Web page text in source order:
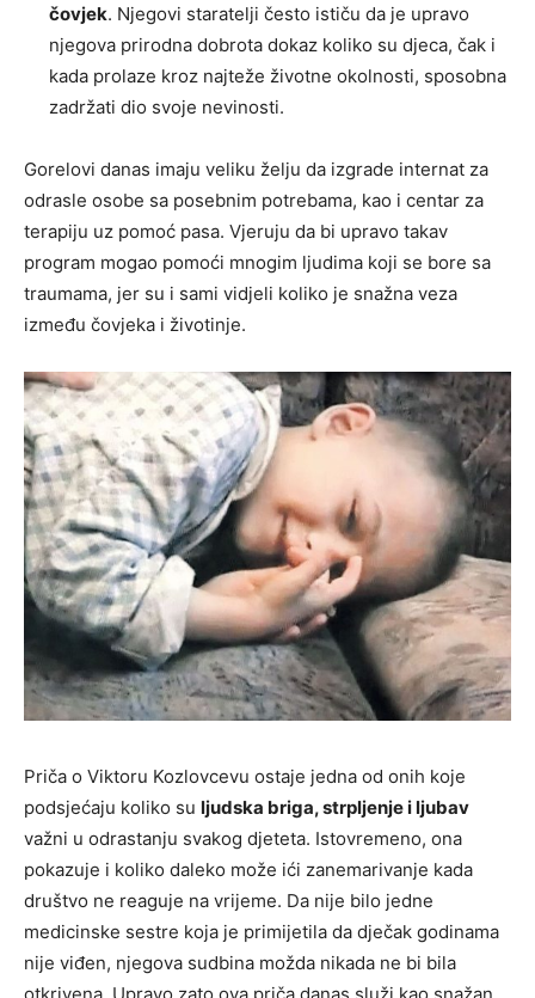
čovjek. Njegovi staratelji često ističu da je upravo
njegova prirodna dobrota dokaz koliko su djeca, čak i
kada prolaze kroz najteže životne okolnosti, sposobna
zadržati dio svoje nevinosti.
Gorelovi danas imaju veliku želju da izgrade internat za
odrasle osobe sa posebnim potrebama, kao i centar za
terapiju uz pomoć pasa. Vjeruju da bi upravo takav
program mogao pomoći mnogim ljudima koji se bore sa
traumama, jer su i sami vidjeli koliko je snažna veza
između čovjeka i životinje.
Priča o Viktoru Kozlovcevu ostaje jedna od onih koje
podsjećaju koliko su ljudska briga, strpljenje i ljubav
važni u odrastanju svakog djeteta. Istovremeno, ona
pokazuje i koliko daleko može ići zanemarivanje kada
društvo ne reaguje na vrijeme. Da nije bilo jedne
medicinske sestre koja je primijetila da dječak godinama
nije viđen, njegova sudbina možda nikada ne bi bila